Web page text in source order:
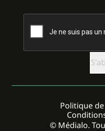
CAPTCHA
© Médialo.
Politique